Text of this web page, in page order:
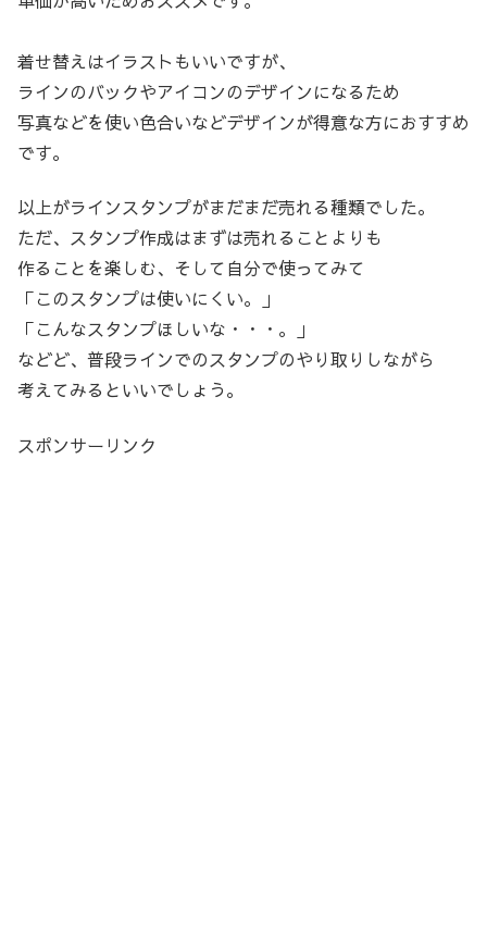
着せ替えはイラストもいいですが、
ラインのバックやアイコンのデザインになるため
写真などを使い色合いなどデザインが得意な方におすすめ
です。
以上がラインスタンプがまだまだ売れる種類でした。
ただ、スタンプ作成はまずは売れることよりも
作ることを楽しむ、そして自分で使ってみて
「このスタンプは使いにくい。」
「こんなスタンプほしいな・・・。」
などど、普段ラインでのスタンプのやり取りしながら
考えてみるといいでしょう。
スポンサーリンク